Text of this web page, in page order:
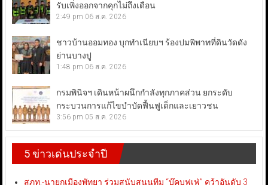
รับเพิ่งออกจากคุกไม่ถึงเดือน
2:49 pm 06 ส.ค. 2026
ชาวบ้านออมทอง บุกทำเนียบฯ ร้องปมพิพาทที่ดินวัดดัง
ย่านบางปู
1:48 pm 06 ส.ค. 2026
กรมพินิจฯ เดินหน้าผนึกกำลังทุกภาคส่วน ยกระดับ
กระบวนการแก้ไขบำบัดฟื้นฟูเด็กและเยาวชน
3:56 pm 05 ส.ค. 2026
5 ข่าวเด่นประจำปี
สภท.-นายกเมืองพัทยา ร่วมสนับสนุนทีม “บุ๊คบุฟเฟ่” คว้าอันดับ 3